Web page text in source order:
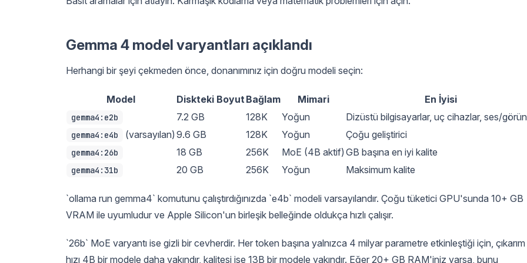
Gemma 4 model varyantları açıklandı
Herhangi bir şeyi çekmeden önce, donanımınız için doğru modeli seçin:
Model Diskteki Boyut Bağlam Mimari En İyisi
gemma4:e2b 7.2 GB 128K Yoğun Dizüstü bilgisayarlar, uç cihazlar, ses/
gemma4:e4b (varsayılan) 9.6 GB 128K Yoğun Çoğu geliştirici
gemma4:26b 18 GB 256K MoE (4B aktif) GB başına en iyi kalite
gemma4:31b 20 GB 256K Yoğun Maksimum kalite
`ollama run gemma4` komutunu çalıştırdığınızda `e4b` modeli varsayılandır. Çoğu tüketici GPU'sunda 10+ GB
VRAM ile uyumludur ve Apple Silicon'un birleşik belleğinde oldukça hızlı çalışır.
`26b` MoE varyantı ise gizli bir cevherdir. Her token başına yalnızca 4 milyar parametre etkinleştiği için, çıkarım
hızı 4B bir modele daha yakındır, kalitesi ise 13B bir modele yakındır. Eğer 20+ GB RAM'iniz varsa, bunu